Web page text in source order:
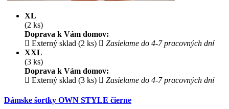
XL
(2 ks)
Doprava k Vám domov:
Externý sklad (2 ks)
Zasielame do 4-7 pracovných dní
XXL
(3 ks)
Doprava k Vám domov:
Externý sklad (3 ks)
Zasielame do 4-7 pracovných dní
Dámske šortky OWN STYLE čierne